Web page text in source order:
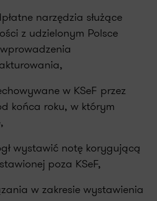
narzędzia służące
z udzielonym Polsce
w KSeF przez
końca roku, w którym
wystawić notę korygującą
poza KSeF,
w zakresie wystawienia